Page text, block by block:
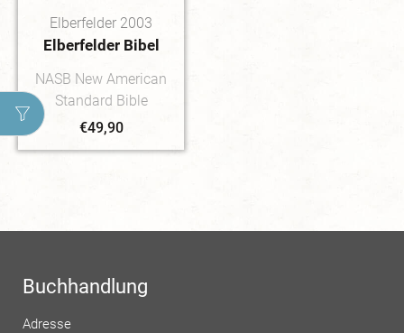
Elberfelder 2003
Elberfelder Bibel
NASB New American
Standard Bible
€49,90
Buchhandlung
Adresse